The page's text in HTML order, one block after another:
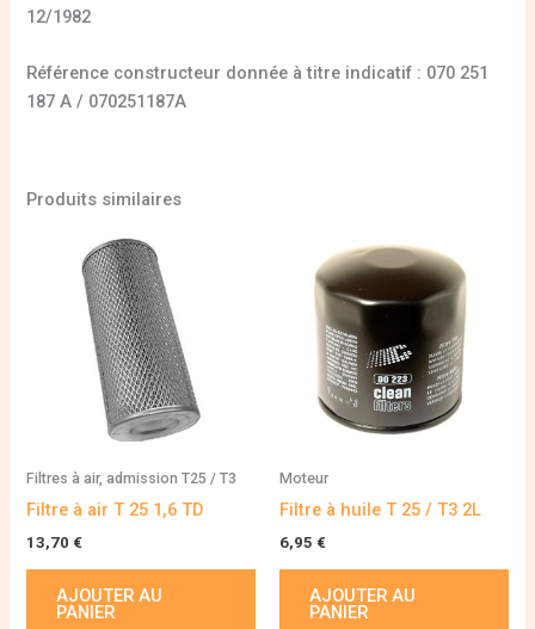
12/1982
Référence constructeur donnée à titre indicatif : 070 251
187 A / 070251187A
Produits similaires
Filtres à air, admission T25 / T3
Filtre à air T 25 1,6 TD
13,70 €
AJOUTER AU
PANIER
Moteur
Filtre à huile T 25 / T3 2L
6,95 €
AJOUTER AU
PANIER